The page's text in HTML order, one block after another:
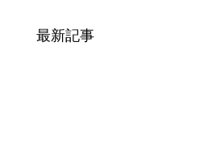
最新記事